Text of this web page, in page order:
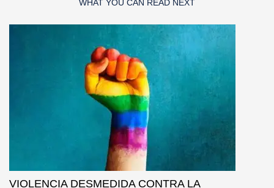
WHAT YOU CAN READ NEXT
VIOLENCIA DESMEDIDA CONTRA LA